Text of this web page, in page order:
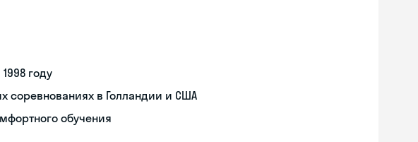
году
соревнованиях в Голландии и США
обучения